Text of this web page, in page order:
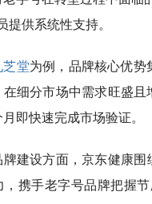
提供系统性支持。
芝堂为例，品牌核心优势
在细分市场中需求旺盛
月即快速完成市场验证。
牌建设方面，京东健康围
，携手老字号品牌把握